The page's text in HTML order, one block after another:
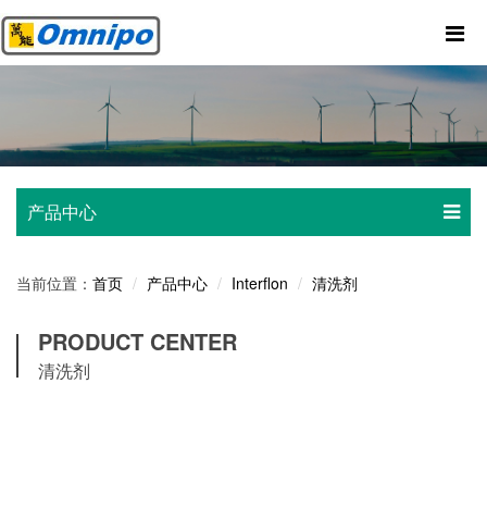
产品中心
当前位置： 首页 产品中心 Interflon 清洗剂
PRODUCT CENTER
清洗剂